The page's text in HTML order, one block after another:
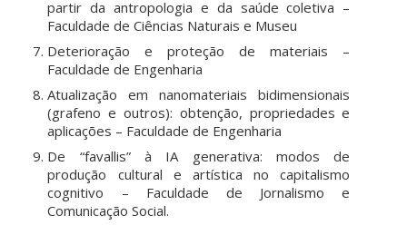
partir da antropologia e da saúde coletiva –
Faculdade de Ciências Naturais e Museu
Deterioração e proteção de materiais –
Faculdade de Engenharia
Atualização em nanomateriais bidimensionais
(grafeno e outros): obtenção, propriedades e
aplicações – Faculdade de Engenharia
De “favallis” à IA generativa: modos de
produção cultural e artística no capitalismo
cognitivo – Faculdade de Jornalismo e
Comunicação Social.